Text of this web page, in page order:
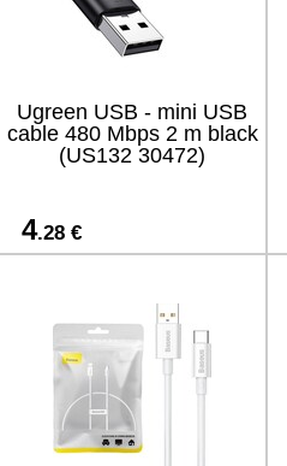
Ugreen USB - mini USB
cable 480 Mbps 2 m black
(US132 30472)
4.28 €